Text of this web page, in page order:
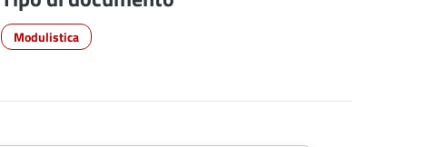
Modulistica